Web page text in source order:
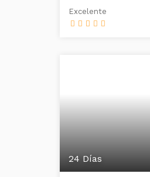
Excelente
24 Días